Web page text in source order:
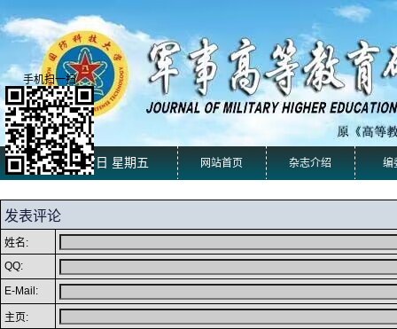
2026年8月7日 星期五 网站首页 杂志介绍 编
发表评论
姓名:
QQ:
E-Mail:
主页:
手机扫一扫